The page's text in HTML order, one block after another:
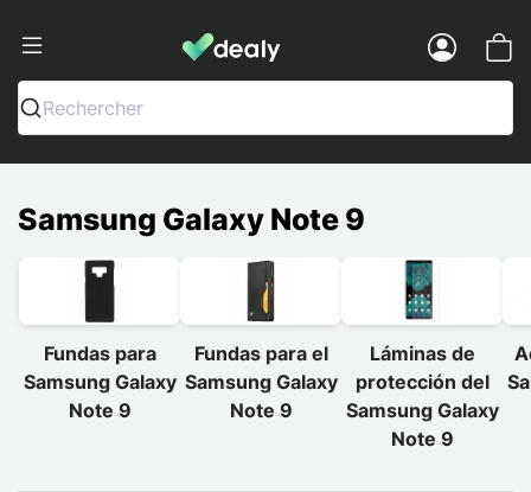
Dealy - Fundas y accesorios para
Rechercher
Samsung Galaxy Note 9
Fundas para
Samsung Galaxy
Note 9
Fundas para el
Samsung Galaxy
Note 9
Láminas de
protección del
Samsung Galaxy
Note 9